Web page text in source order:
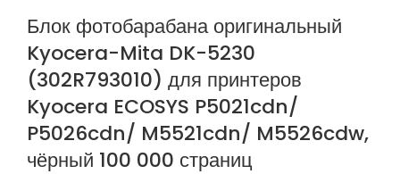
Блок фотобарабана оригинальный
Kyocera-Mita DK-5230
(302R793010) для принтеров
Kyocera ECOSYS P5021cdn/
P5026cdn/ M5521cdn/ M5526cdw,
чёрный 100 000 страниц